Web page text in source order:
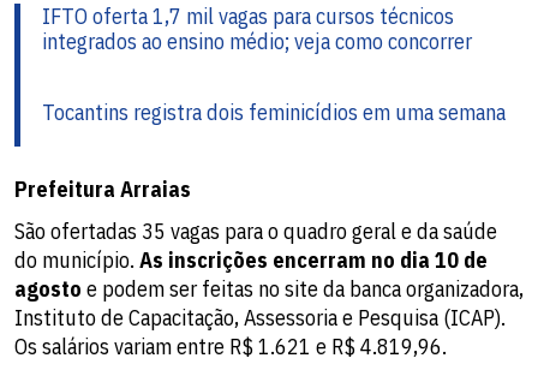
IFTO oferta 1,7 mil vagas para cursos técnicos
integrados ao ensino médio; veja como concorrer
Tocantins registra dois feminicídios em uma semana
Prefeitura Arraias
São ofertadas 35 vagas para o quadro geral e da saúde
do município. As inscrições encerram no dia 10 de
agosto e podem ser feitas no site da banca organizadora,
Instituto de Capacitação, Assessoria e Pesquisa (ICAP).
Os salários variam entre R$ 1.621 e R$ 4.819,96.